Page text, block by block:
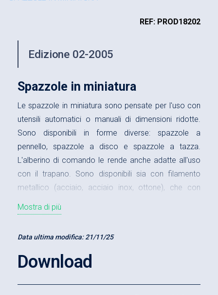
Edizione 02-2005
REF: PROD18202
Spazzole in miniatura
Le spazzole in miniatura sono pensate per l'uso con
utensili automatici o manuali di dimensioni ridotte.
Sono disponibili in forme diverse: spazzole a
pennello, spazzole a disco e spazzole a tazza.
L'alberino di comando le rende anche adatte all'uso
con il trapano. Sono disponibili sia con filamento
metallico (acciaio, acciaio inox, ottone), che con
(caricato con carburo di silicio, ossido di alluminio o
Mostra di più
Data ultima modifica:21/11/25
Download